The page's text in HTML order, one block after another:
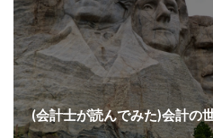
(会計士が読んでみた)会計